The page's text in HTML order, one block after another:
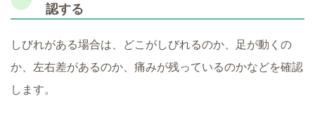
認する
しびれがある場合は、どこがしびれるのか、足が動くの
か、左右差があるのか、痛みが残っているのかなどを確認
します。